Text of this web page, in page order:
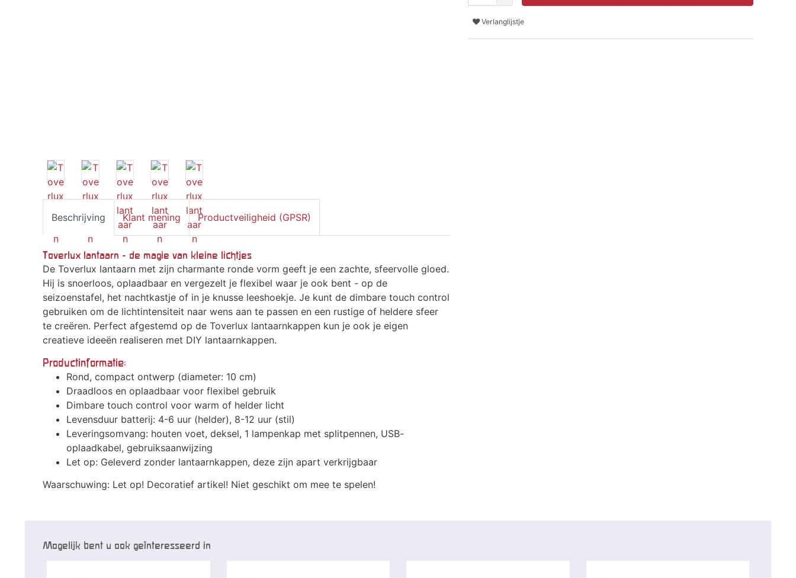
Verlanglijstje
Beschrijving Klant mening Productveiligheid (GPSR)
Toverlux lantaarn - de magie van kleine lichtjes
De Toverlux lantaarn met zijn charmante ronde vorm geeft je een zachte, sfeervolle gloed.
Hij is snoerloos, oplaadbaar en vergezelt je flexibel waar je ook bent - op de
seizoenstafel, het nachtkastje of in je knusse leeshoekje. Je kunt de dimbare touch control
gebruiken om de lichtintensiteit naar wens aan te passen en een rustige of heldere sfeer
te creëren. Perfect afgestemd op de Toverlux lantaarnkappen kun je ook je eigen
creatieve ideeën realiseren met DIY lantaarnkappen.
Productinformatie:
Rond, compact ontwerp (diameter: 10 cm)
Draadloos en oplaadbaar voor flexibel gebruik
Dimbare touch control voor warm of helder licht
Levensduur batterij: 4-6 uur (helder), 8-12 uur (stil)
Leveringsomvang: houten voet, deksel, 1 lampenkap met splitpennen, USB-
oplaadkabel, gebruiksaanwijzing
Let op: Geleverd zonder lantaarnkappen, deze zijn apart verkrijgbaar
Waarschuwing: Let op! Decoratief artikel! Niet geschikt om mee te spelen!
Mogelijk bent u ook geïnteresseerd in